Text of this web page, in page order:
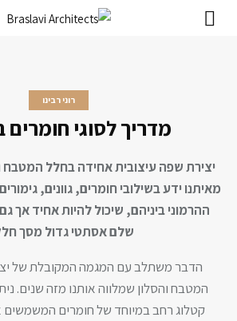
רוני רבינו
מדריך לסוגי
יצירת שפה עיצובית אחידה בחלל
מאיתנו ידע בשילובי חומרים, גוונים,
ההרמוני ביניהם, שיכול להיות אחיד אך
שלם אסתטי גדול מסך
הדבר משתלב עם המגמה המקובלת של
המטבח והסלון שמלווה אותנו מזה שנים.
קטלוג רחב במיוחד של חומרים